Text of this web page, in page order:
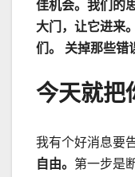
佳机会。我们的
大门，让它进来
们。
关掉那些错
今天就把
我有个好消息要
自由。 第一步是